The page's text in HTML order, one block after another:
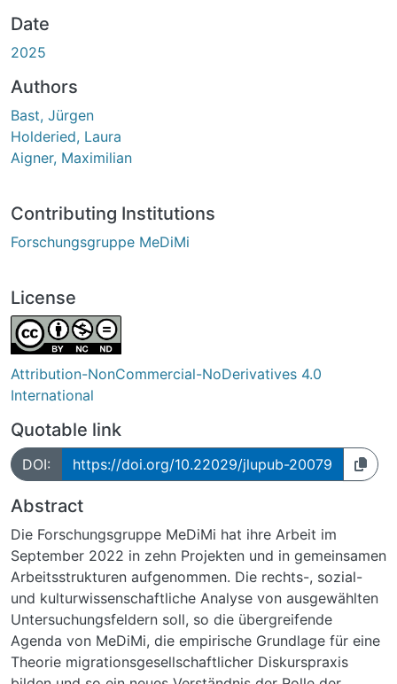
Date
2025
Authors
Bast, Jürgen
Holderied, Laura
Aigner, Maximilian
Contributing Institutions
Forschungsgruppe MeDiMi
License
Attribution-NonCommercial-NoDerivatives 4.0
International
Quotable link
DOI: https://doi.org/10.22029/jlupub-20079
Abstract
Die Forschungsgruppe MeDiMi hat ihre Arbeit im
September 2022 in zehn Projekten und in gemeinsamen
Arbeitsstrukturen aufgenommen. Die rechts-, sozial-
und kulturwissenschaftliche Analyse von ausgewählten
Untersuchungsfeldern soll, so die übergreifende
Agenda von MeDiMi, die empirische Grundlage für eine
Theorie migrationsgesellschaftlicher Diskurspraxis